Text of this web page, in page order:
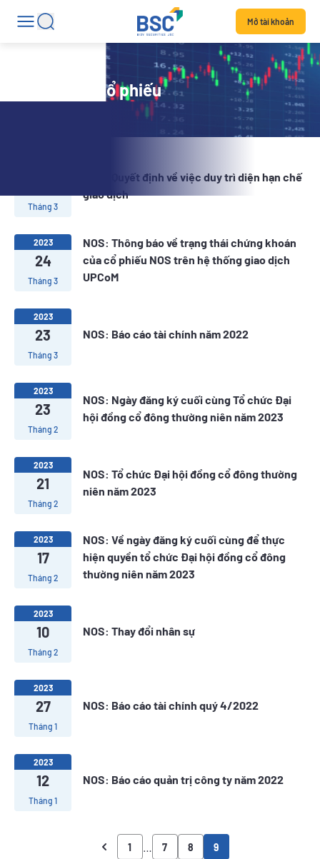
Mở tài khoản
Tin tức mã cổ phiếu
Tháng 3
NOS: Quyết định về việc duy trì diện hạn chế
giao dịch
2023
24
Tháng 3
NOS: Thông báo về trạng thái chứng khoán
của cổ phiếu NOS trên hệ thống giao dịch
UPCoM
2023
23
Tháng 3
NOS: Báo cáo tài chính năm 2022
2023
23
Tháng 2
NOS: Ngày đăng ký cuối cùng Tổ chức Đại
hội đồng cổ đông thường niên năm 2023
2023
21
Tháng 2
NOS: Tổ chức Đại hội đồng cổ đông thường
niên năm 2023
2023
17
Tháng 2
NOS: Về ngày đăng ký cuối cùng để thực
hiện quyền tổ chức Đại hội đồng cổ đông
thường niên năm 2023
2023
10
Tháng 2
NOS: Thay đổi nhân sự
2023
27
Tháng 1
NOS: Báo cáo tài chính quý 4/2022
2023
12
Tháng 1
NOS: Báo cáo quản trị công ty năm 2022
1 7 8 9